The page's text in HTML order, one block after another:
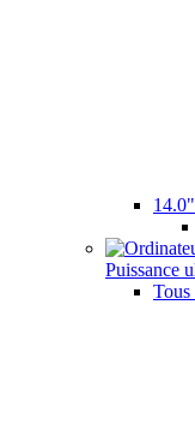
Puissance
Tous